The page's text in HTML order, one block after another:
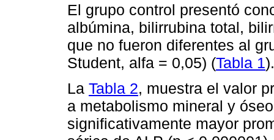
El grupo control presentó
albúmina, bilirrubina total,
que no fueron diferentes al
Student, alfa = 0,05) (Tabla 1).
La Tabla 2, muestra el valor
a metabolismo mineral y
significativamente mayor